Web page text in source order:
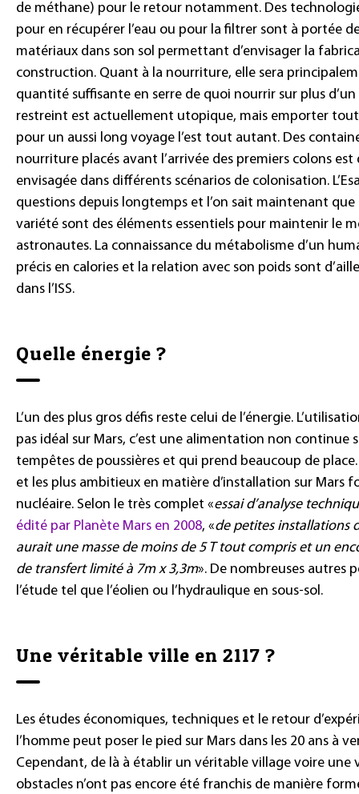
de méthane) pour le retour notamment. Des
pour en récupérer l’eau ou pour la filtrer sont à portée
matériaux dans son sol permettant d’envisager la
construction. Quant à la nourriture, elle sera
quantité suffisante en serre de quoi nourrir sur plus
restreint est actuellement utopique, mais emporter
pour un aussi long voyage l’est tout autant. Des
nourriture placés avant l’arrivée des premiers colons est
envisagée dans différents scénarios de colonisation.
questions depuis longtemps et l’on sait maintenant que
variété sont des éléments essentiels pour maintenir le
astronautes. La connaissance du métabolisme d’un
précis en calories et la relation avec son poids sont
dans l’ISS.
Quelle énergie ?
L’un des plus gros défis reste celui de l’énergie.
pas idéal sur Mars, c’est une alimentation non continue
tempêtes de poussières et qui prend beaucoup de
et les plus ambitieux en matière d’installation sur Mars
nucléaire. Selon le très complet «essai d’analyse
édité par Planète Mars en 2008, «de petites installations
aurait une masse de moins de 5 T tout compris et un
de transfert limité à 7m x 3,3m». De nombreuses autres
l’étude tel que l’éolien ou l’hydraulique en sous-sol.
Une véritable ville en 2117 ?
Les études économiques, techniques et le retour
l’homme peut poser le pied sur Mars dans les 20 ans à
Cependant, de là à établir un véritable village voire une
obstacles n’ont pas encore été franchis de manière